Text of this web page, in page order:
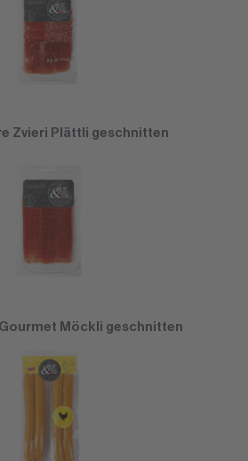
Zvieri Plättli geschnitten
Möckli geschnitten